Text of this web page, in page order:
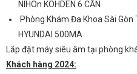
NIHOn KOHDEN 6 CẦN
Phòng Khám Đa Khoa Sài Gòn
HYUNDAI 500MA
Lắp đặt máy siêu âm tại phòng
Khách hàng 2024: